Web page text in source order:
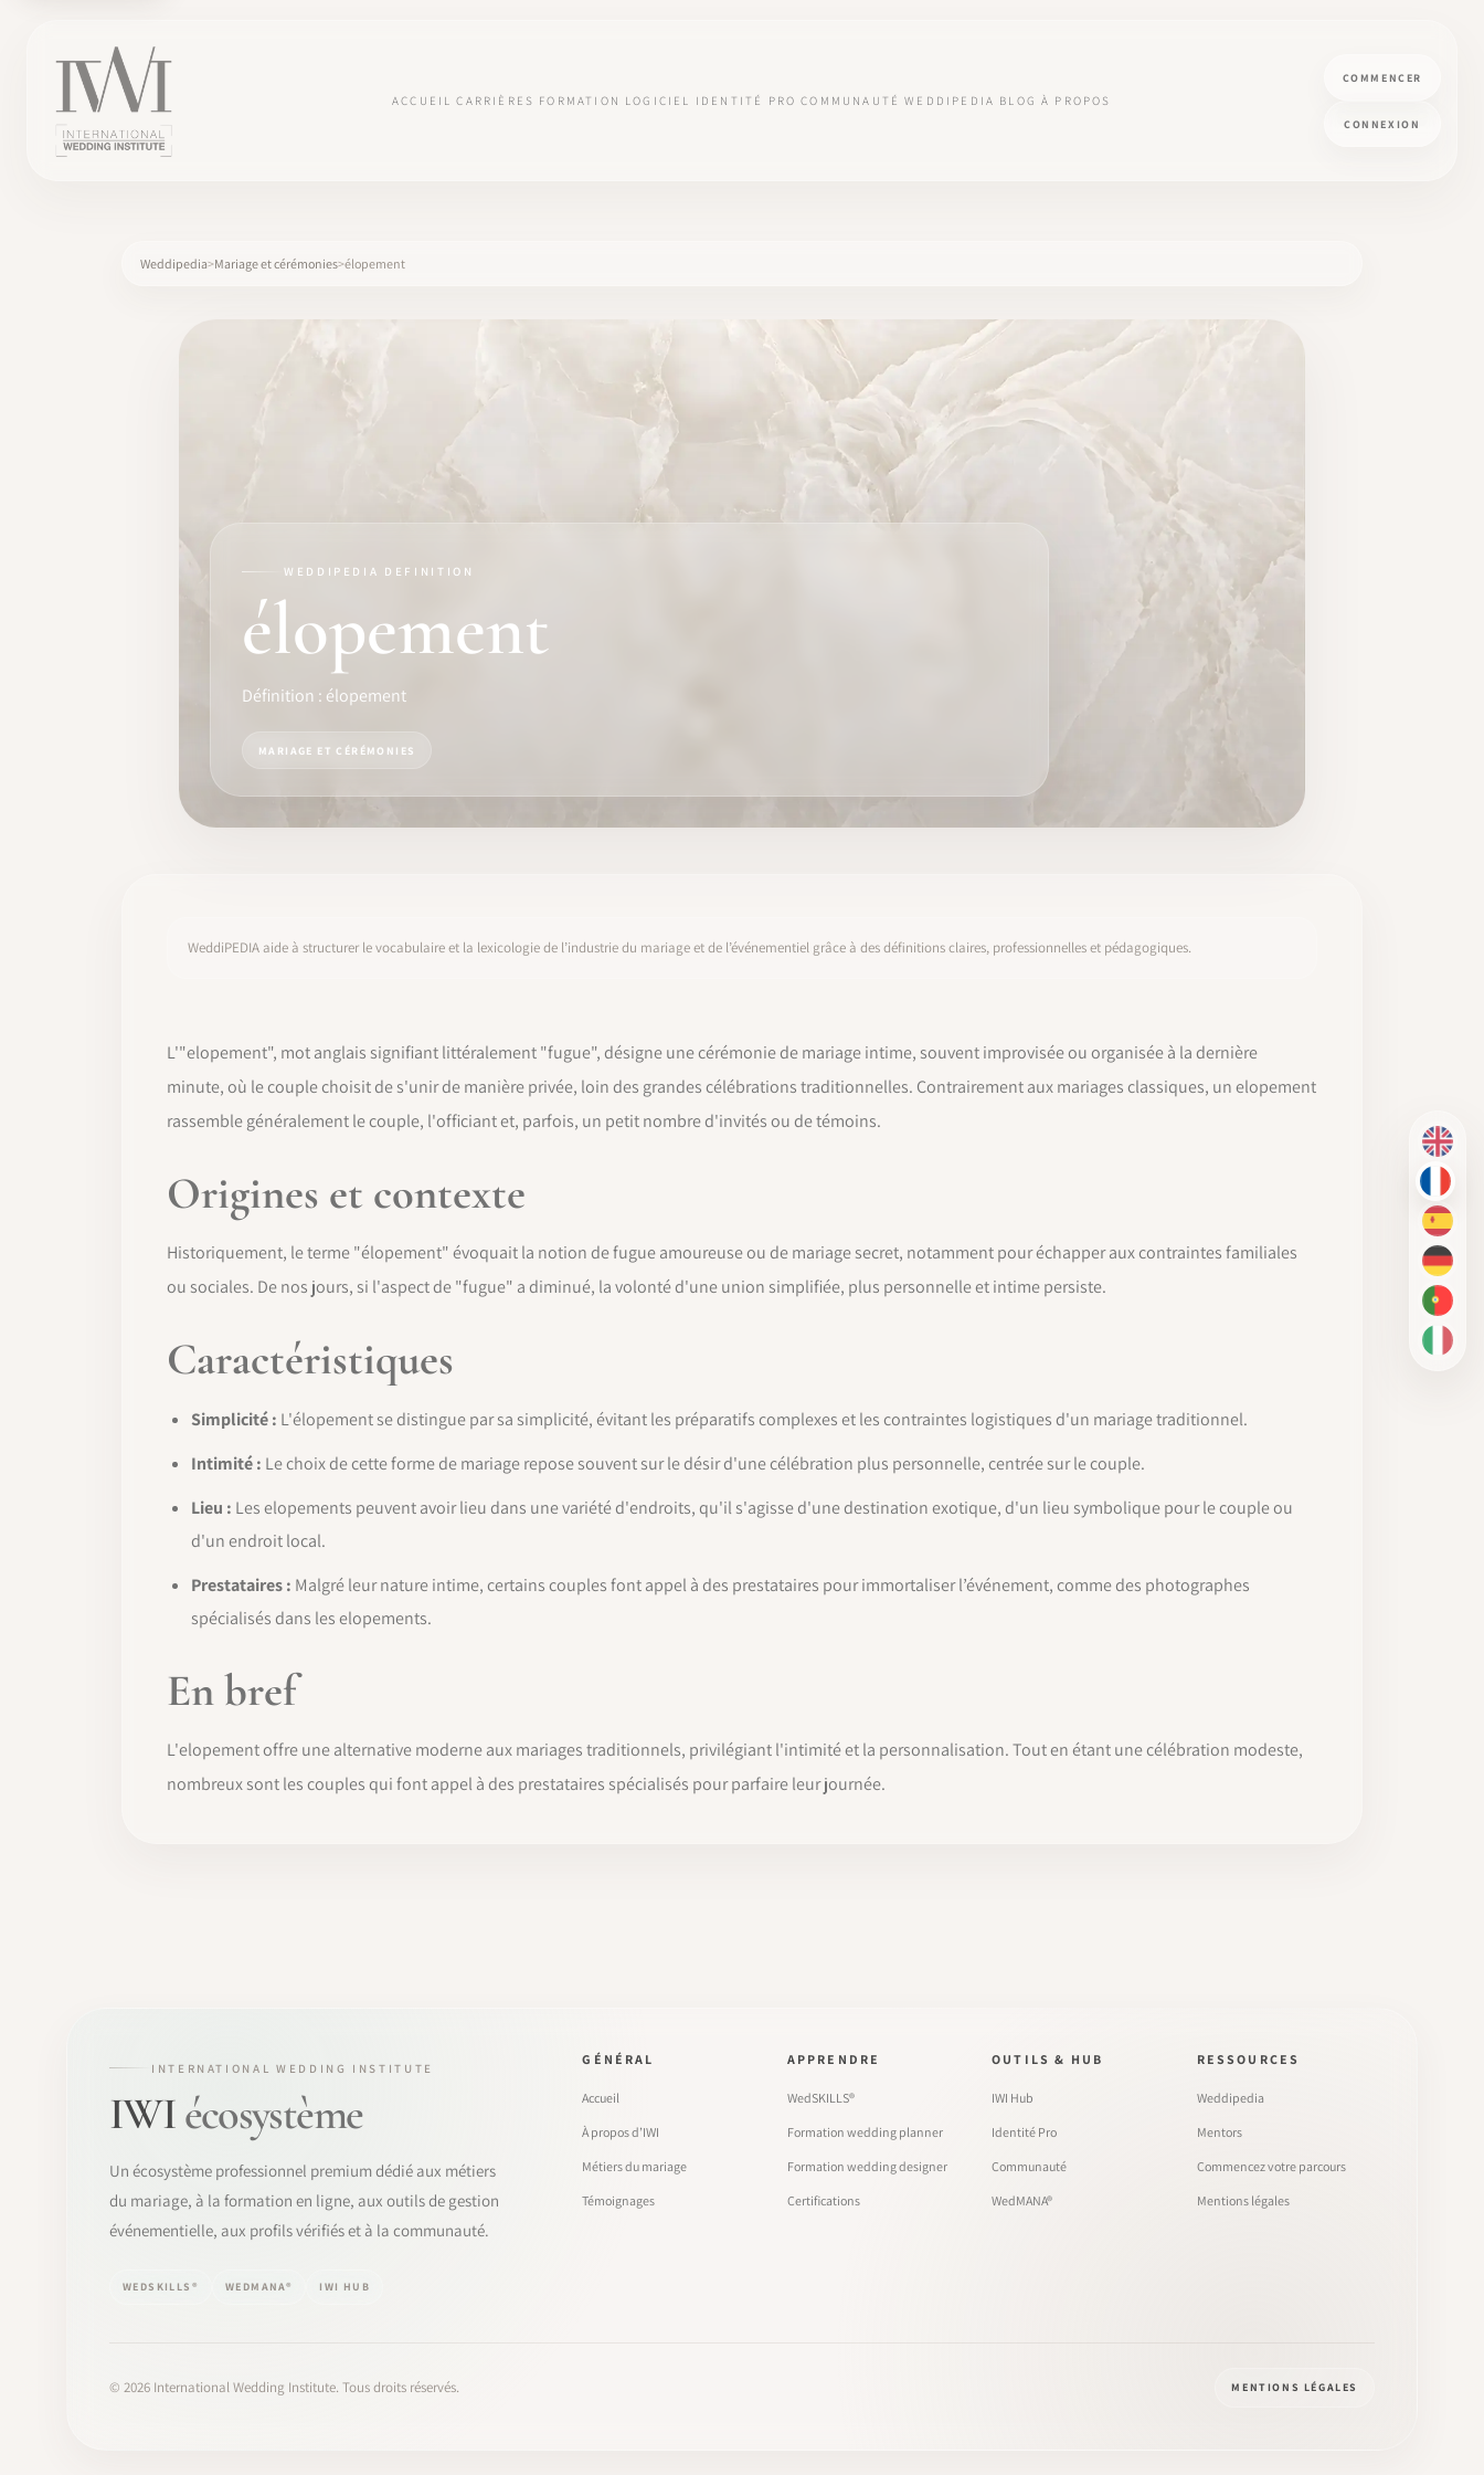
ACCUEIL CARRIÈRES FORMATION LOGICIEL IDENTITÉ PRO COMMUNAUTÉ WEDDIPEDIA BLOG À PROPOS
COMMENCER
CONNEXION
EN
FR
ES
DE
PT-BR
IT
Weddipedia Mariage et cérémonies élopement
WEDDIPEDIA DEFINITION
élopement
Définition : élopement
MARIAGE ET CÉRÉMONIES
WeddiPEDIA aide à structurer le vocabulaire et la lexicologie de l’industrie du mariage et de l’événementiel grâce à des définitions claires, professionnelles et pédagogiques.
L'"elopement", mot anglais signifiant littéralement "fugue", désigne une cérémonie de mariage intime, souvent improvisée ou organisée à la dernière
minute, où le couple choisit de s'unir de manière privée, loin des grandes célébrations traditionnelles. Contrairement aux mariages classiques, un elopement
rassemble généralement le couple, l'officiant et, parfois, un petit nombre d'invités ou de témoins.
Origines et contexte
Historiquement, le terme "élopement" évoquait la notion de fugue amoureuse ou de mariage secret, notamment pour échapper aux contraintes familiales
ou sociales. De nos jours, si l'aspect de "fugue" a diminué, la volonté d'une union simplifiée, plus personnelle et intime persiste.
Caractéristiques
Simplicité : L'élopement se distingue par sa simplicité, évitant les préparatifs complexes et les contraintes logistiques d'un mariage traditionnel.
Intimité : Le choix de cette forme de mariage repose souvent sur le désir d'une célébration plus personnelle, centrée sur le couple.
Lieu : Les elopements peuvent avoir lieu dans une variété d'endroits, qu'il s'agisse d'une destination exotique, d'un lieu symbolique pour le couple ou
d'un endroit local.
Prestataires : Malgré leur nature intime, certains couples font appel à des prestataires pour immortaliser l’événement, comme des photographes
spécialisés dans les elopements.
En bref
L'elopement offre une alternative moderne aux mariages traditionnels, privilégiant l'intimité et la personnalisation. Tout en étant une célébration modeste,
nombreux sont les couples qui font appel à des prestataires spécialisés pour parfaire leur journée.
INTERNATIONAL WEDDING INSTITUTE
IWIécosystème
Un écosystème professionnel premium dédié aux métiers
du mariage, à la formation en ligne, aux outils de gestion
événementielle, aux profils vérifiés et à la communauté.
WEDSKILLS® WEDMANA® IWI HUB
GÉNÉRAL
Accueil
À propos d’IWI
Métiers du mariage
Témoignages
APPRENDRE
WedSKILLS®
Formation wedding planner
Formation wedding designer
Certifications
OUTILS & HUB
IWI Hub
Identité Pro
Communauté
WedMANA®
RESSOURCES
Weddipedia
Mentors
Commencez votre parcours
Mentions légales
© 2026 International Wedding Institute. Tous droits réservés. MENTIONS LÉGALES